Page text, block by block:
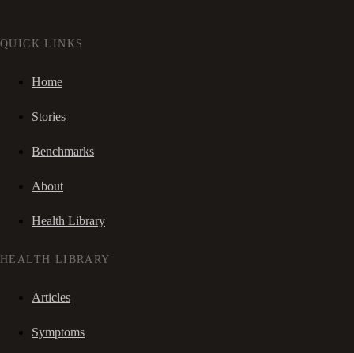
QUICK LINKS
Home
Stories
Benchmarks
About
Health Library
HEALTH LIBRARY
Articles
Symptoms